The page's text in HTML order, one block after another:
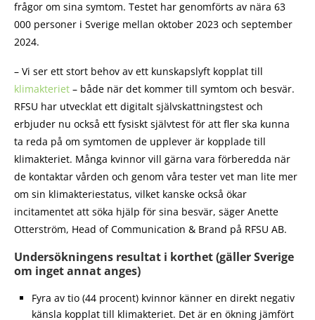
frågor om sina symtom. Testet har genomförts av nära 63
000 personer i Sverige mellan oktober 2023 och september
2024.
– Vi ser ett stort behov av ett kunskapslyft kopplat till
klimakteriet – både när det kommer till symtom och besvär.
RFSU har utvecklat ett digitalt självskattningstest och
erbjuder nu också ett fysiskt självtest för att fler ska kunna
ta reda på om symtomen de upplever är kopplade till
klimakteriet. Många kvinnor vill gärna vara förberedda när
de kontaktar vården och genom våra tester vet man lite mer
om sin klimakteriestatus, vilket kanske också ökar
incitamentet att söka hjälp för sina besvär, säger Anette
Otterström, Head of Communication & Brand på RFSU AB.
Undersökningens resultat i korthet (gäller Sverige
om inget annat anges)
Fyra av tio (44 procent) kvinnor känner en direkt negativ
känsla kopplat till klimakteriet. Det är en ökning jämfört